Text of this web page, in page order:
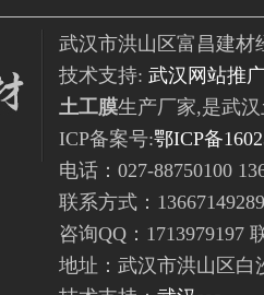
武汉市洪山区富昌建材
技术支持: 武汉网站推
土工膜生产厂家,是武
ICP备案号:鄂ICP备
电话：027-88750100
联系方式：13667149289
咨询QQ：1713979197
地址：武汉市洪山区白